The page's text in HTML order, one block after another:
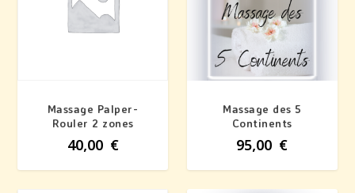
Massage Palper-
Rouler 2 zones
40,00 €
Massage des 5
Continents
95,00 €